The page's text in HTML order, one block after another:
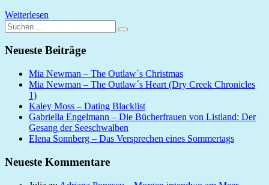
Weiterlesen
Suchen
nach:
Suchen
Neueste Beiträge
Mia Newman – The Outlaw´s Christmas
Mia Newman – The Outlaw´s Heart (Dry Creek Chronicles
1)
Kaley Moss – Dating Blacklist
Gabriella Engelmann – Die Bücherfrauen von Listland: Der
Gesang der Seeschwalben
Elena Sonnberg – Das Versprechen eines Sommertags
Neueste Kommentare